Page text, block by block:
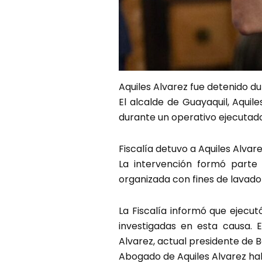
Aquiles Alvarez fue detenido
El alcalde de Guayaquil,
durante un operativo
Fiscalía detuvo a Aquiles
La intervención formó parte
organizada con fines de
La Fiscalía informó que
investigadas en esta causa.
Alvarez, actual presidente de
Abogado de Aquiles Alvarez